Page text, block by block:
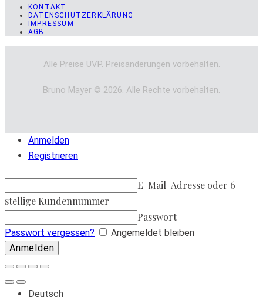
KONTAKT
DATENSCHUTZERKLÄRUNG
IMPRESSUM
AGB
Alle Preise UVP. Preisänderungen vorbehalten.
Bruno Mayer © 2026. Alle Rechte vorbehalten.
Anmelden
Registrieren
E-Mail-Adresse oder 6-
stellige Kundennummer
Passwort
Passwort vergessen? Angemeldet bleiben
Deutsch